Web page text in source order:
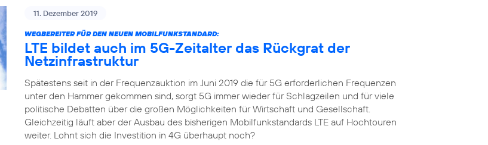
11. Dezember 2019
WEGBEREITER FÜR DEN NEUEN MOBILFUNKSTANDARD:
LTE bildet auch im 5G-Zeitalter das Rückgrat der
Netzinfrastruktur
Spätestens seit in der Frequenzauktion im Juni 2019 die für 5G erforderlichen Frequenzen
unter den Hammer gekommen sind, sorgt 5G immer wieder für Schlagzeilen und für viele
politische Debatten über die großen Möglichkeiten für Wirtschaft und Gesellschaft.
Gleichzeitig läuft aber der Ausbau des bisherigen Mobilfunkstandards LTE auf Hochtouren
weiter. Lohnt sich die Investition in 4G überhaupt noch?